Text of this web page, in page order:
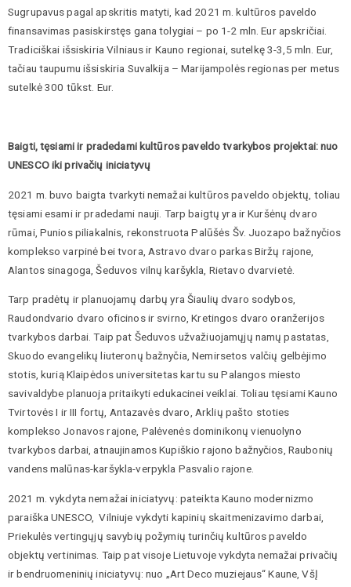
Sugrupavus pagal apskritis matyti, kad 2021 m. kultūros paveldo
finansavimas pasiskirstęs gana tolygiai – po 1-2 mln. Eur apskričiai.
Tradiciškai išsiskiria Vilniaus ir Kauno regionai, sutelkę 3-3,5 mln. Eur,
tačiau taupumu išsiskiria Suvalkija – Marijampolės regionas per metus
sutelkė 300 tūkst. Eur.
Baigti, tęsiami ir pradedami kultūros paveldo tvarkybos projektai: nuo
UNESCO iki privačių iniciatyvų
2021 m. buvo baigta tvarkyti nemažai kultūros paveldo objektų, toliau
tęsiami esami ir pradedami nauji. Tarp baigtų yra ir Kuršėnų dvaro
rūmai, Punios piliakalnis, rekonstruota Palūšės Šv. Juozapo bažnyčios
komplekso varpinė bei tvora, Astravo dvaro parkas Biržų rajone,
Alantos sinagoga, Šeduvos vilnų karšykla, Rietavo dvarvietė.
Tarp pradėtų ir planuojamų darbų yra Šiaulių dvaro sodybos,
Raudondvario dvaro oficinos ir svirno, Kretingos dvaro oranžerijos
tvarkybos darbai. Taip pat Šeduvos užvažiuojamųjų namų pastatas,
Skuodo evangelikų liuteronų bažnyčia, Nemirsetos valčių gelbėjimo
stotis, kurią Klaipėdos universitetas kartu su Palangos miesto
savivaldybe planuoja pritaikyti edukacinei veiklai. Toliau tęsiami Kauno
Tvirtovės I ir III fortų, Antazavės dvaro, Arklių pašto stoties
komplekso Jonavos rajone, Palėvenės dominikonų vienuolyno
tvarkybos darbai, atnaujinamos Kupiškio rajono bažnyčios, Raubonių
vandens malūnas-karšykla-verpykla Pasvalio rajone.
2021 m. vykdyta nemažai iniciatyvų: pateikta Kauno modernizmo
paraiška UNESCO, Vilniuje vykdyti kapinių skaitmenizavimo darbai,
Priekulės vertingųjų savybių požymių turinčių kultūros paveldo
objektų vertinimas. Taip pat visoje Lietuvoje vykdyta nemažai privačių
ir bendruomeninių iniciatyvų: nuo „Art Deco muziejaus“ Kaune, VšĮ